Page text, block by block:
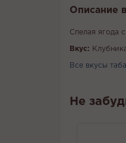
Описание
Спелая ягода
Вкус:
Все вкусы
Не